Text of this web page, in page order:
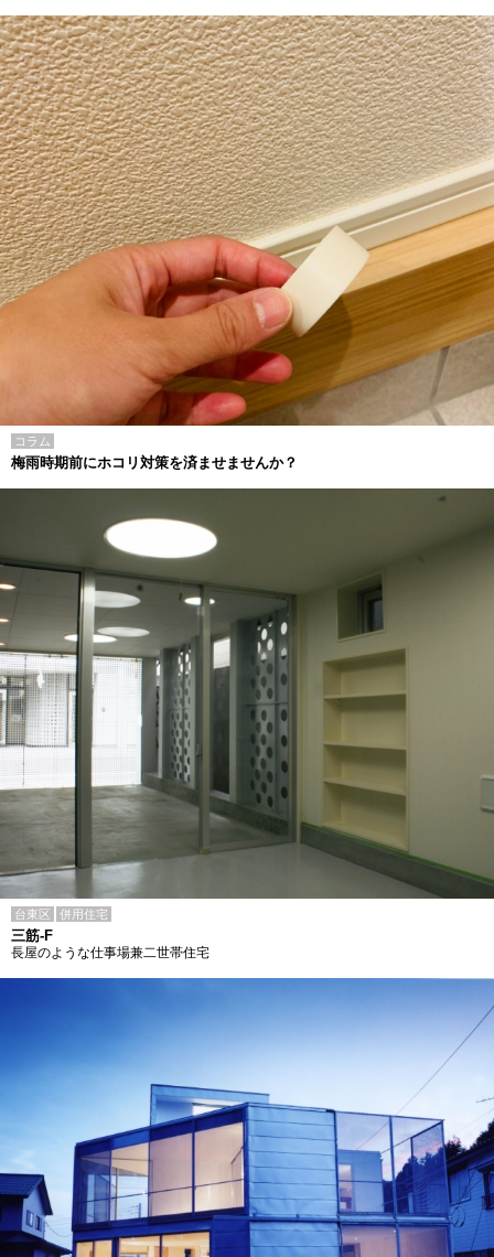
コラム
梅雨時期前にホコリ対策を済ませませんか？
台東区 併用住宅
三筋-F
長屋のような仕事場兼二世帯住宅